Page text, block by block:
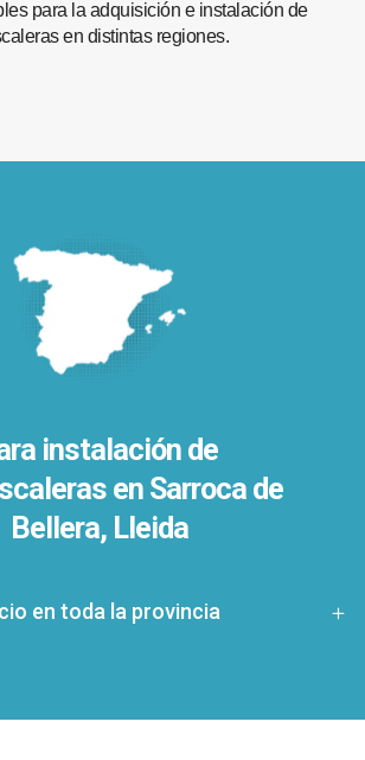
para la adquisición e instalación de
en distintas regiones.
instalación de
en Sarroca de
Bellera, Lleida
en toda la provincia